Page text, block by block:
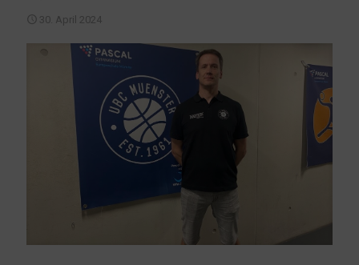
30. April 2024